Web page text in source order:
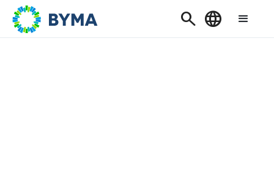
Search Language